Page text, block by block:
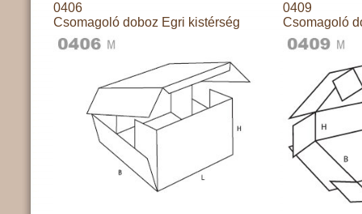
0406
Csomagoló doboz Egri kistérség
0409
Csomagoló